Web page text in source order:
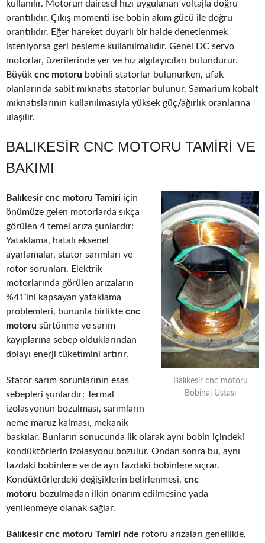
kullanılır. Motorun dairesel hızı uygulanan voltajla doğru
orantılıdır. Çıkış momenti ise bobin akım gücü ile doğru
orantılıdır. Eğer hareket duyarlı bir halde denetlenmek
isteniyorsa geri besleme kullanılmalıdır. Genel DC servo
motorlar, üzerilerinde yer ve hız algılayıcıları bulundurur.
Büyük cnc motoru bobinli statorlar bulunurken, ufak
olanlarında sabit mıknatıs statorlar bulunur. Samarium kobalt
mıknatıslarının kullanılmasıyla yüksek güç/ağırlık oranlarına
ulaşılır.
BALIKESIR CNC MOTORU TAMIRI VE
BAKIMI
Balıkesir cnc motoru
Bobinaj Ustası
Balıkesir cnc motoru Tamiri için
önümüze gelen motorlarda sıkça
görülen 4 temel arıza şunlardır:
Yataklama, hatalı eksenel
ayarlamalar, stator sarımları ve
rotor sorunları. Elektrik
motorlarında görülen arızaların
%41’ini kapsayan yataklama
problemleri, bununla birlikte cnc
motoru sürtünme ve sarım
kayıplarına sebep olduklarından
dolayı enerji tüketimini artırır.
Stator sarım sorunlarının esas
sebepleri şunlardır: Termal
izolasyonun bozulması, sarımların
neme maruz kalması, mekanik
baskılar. Bunların sonucunda ilk olarak aynı bobin içindeki
kondüktörlerin izolasyonu bozulur. Ondan sonra bu, aynı
fazdaki bobinlere ve de ayrı fazdaki bobinlere sıçrar.
Kondüktörlerdeki değişiklerin belirlenmesi, cnc
motoru bozulmadan ilkin onarım edilmesine yada
yenilenmeye olanak sağlar.
Balıkesir cnc motoru Tamiri nde rotoru arızaları genellikle,